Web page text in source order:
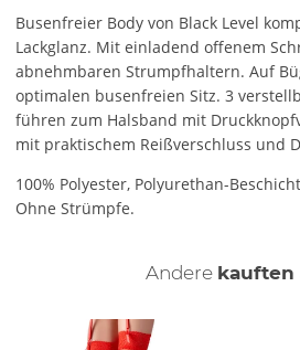
Busenfreier Body von Black Level
Lackglanz. Mit einladend offenem
abnehmbaren Strumpfhaltern. Auf
optimalen busenfreien Sitz. 3
führen zum Halsband mit
mit praktischem Reißverschluss und
100% Polyester, Polyurethan-
Ohne Strümpfe.
Andere kauften